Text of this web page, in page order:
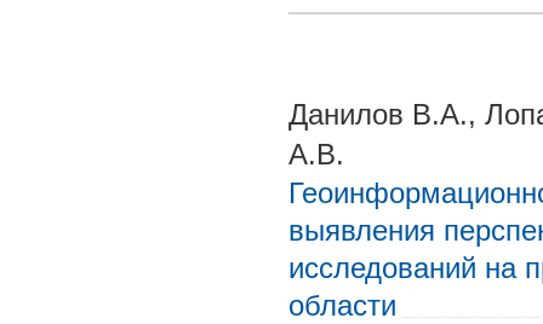
Данилов В.А.,
А.В.
выявления
исследований на
области